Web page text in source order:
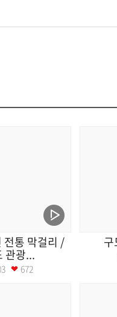
전통 막걸리 /
관광...
672